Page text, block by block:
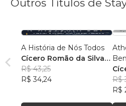
Outros Títulos de
A História de Nós Todos
Cícero Romão da Silva
Santos
R$ 43,25
R$ 34,24
R$
R$